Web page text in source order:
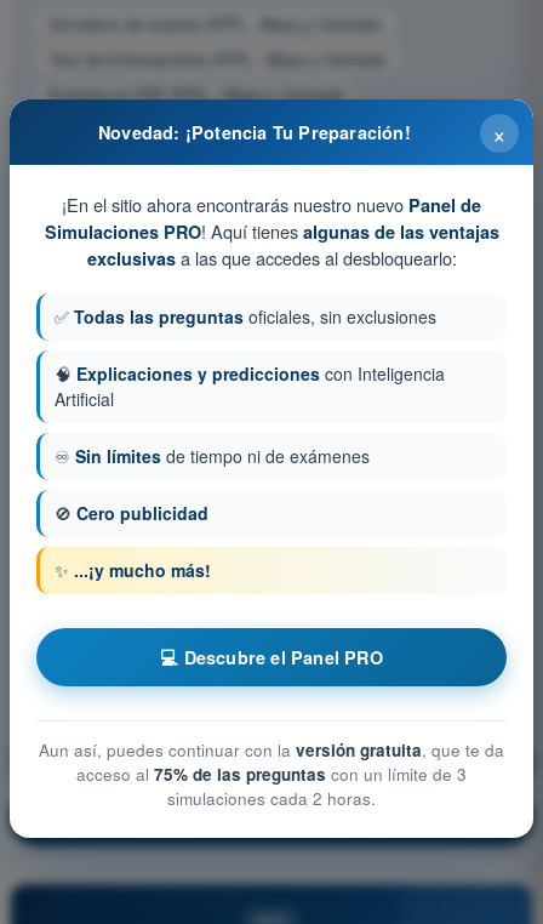
Simulacro de examen ATPL - Masa y Centrado
Test de Entrenamiento ATPL - Masa y Centrado
Examen en PDF ATPL - Masa y Centrado
Masa y Centrado ¡Entrenamiento!
×
Novedad: ¡Potencia Tu Preparación!
¡En el sitio ahora encontrarás nuestro nuevo Panel de
Simulaciones PRO! Aquí tienes algunas de las ventajas
exclusivasa las que accedes al desbloquearlo:
✅ Todas las preguntas oficiales, sin exclusiones
🧠 Explicaciones y predicciones con Inteligencia
Artificial
♾️ Sin límites de tiempo ni de exámenes
🚫 Cero publicidad
✨ ...¡y mucho más!
💻 Descubre el Panel PRO
Aun así, puedes continuar con la versión gratuita, que te da
acceso al 75% de las preguntas con un límite de 3
simulaciones cada 2 horas.